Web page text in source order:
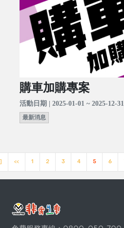
購車加購專案
活動日期 | 2025-01-01 ~ 2025-12-31
最新消息
<< 1 2 3 4 5 6